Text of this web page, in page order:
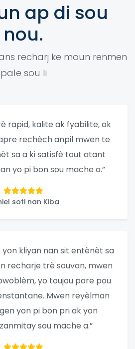
ap di sou
nou.
recharj ke moun renmen
pale sou li
rapid, kalite ak fyabilite, ak
rechèch anpil mwen te
sa a ki satisfè tout atant
yo pi bon sou mache a.”
soti nan Kiba
yon kliyan nan sit entènèt sa
recharje trè souvan, mwen
yo toujou pare pou
Mwen reyèlman
yon pi bon pri ak yon
sou mache a.”